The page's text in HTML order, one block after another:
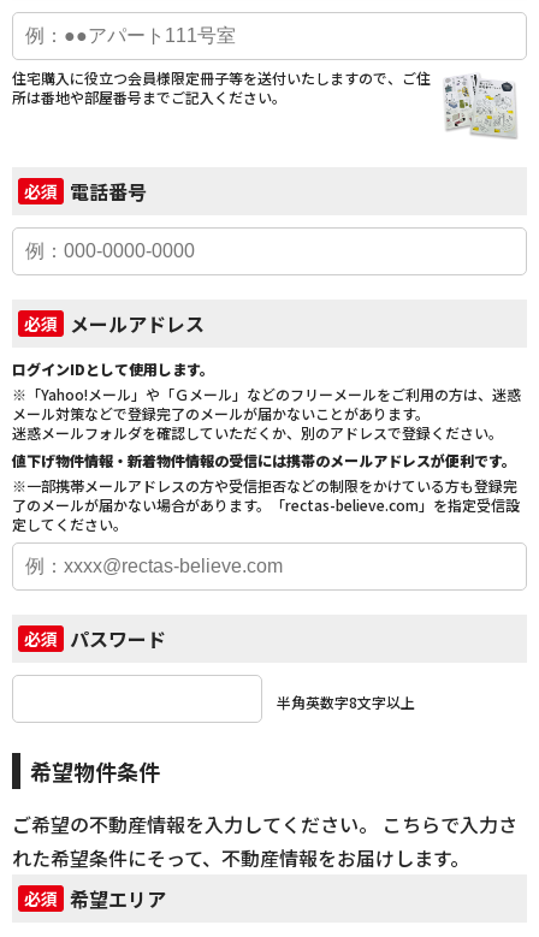
住宅購入に役立つ会員様限定冊子等を送付いたしますので、ご住
所は番地や部屋番号までご記入ください。
必須 電話番号
必須 メールアドレス
ログインIDとして使用します。
※「Yahoo!メール」や「Ｇメール」などのフリーメールをご利用の方は、迷惑
メール対策などで登録完了のメールが届かないことがあります。
迷惑メールフォルダを確認していただくか、別のアドレスで登録ください。
値下げ物件情報・新着物件情報の受信には携帯のメールアドレスが便利です。
※一部携帯メールアドレスの方や受信拒否などの制限をかけている方も登録完
了のメールが届かない場合があります。「rectas-believe.com」を指定受信設
定してください。
必須 パスワード
半角英数字8文字以上
希望物件条件
ご希望の不動産情報を入力してください。 こちらで入力さ
れた希望条件にそって、不動産情報をお届けします。
必須 希望エリア